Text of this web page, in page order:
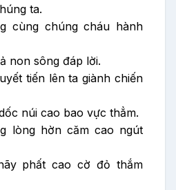
ta.
cùng chúng cháu hành
non sông đáp lời.
tiến lên ta giành chiến
núi cao bao vực thẳm.
lòng hờn căm cao ngút
phất cao cờ đỏ thắm